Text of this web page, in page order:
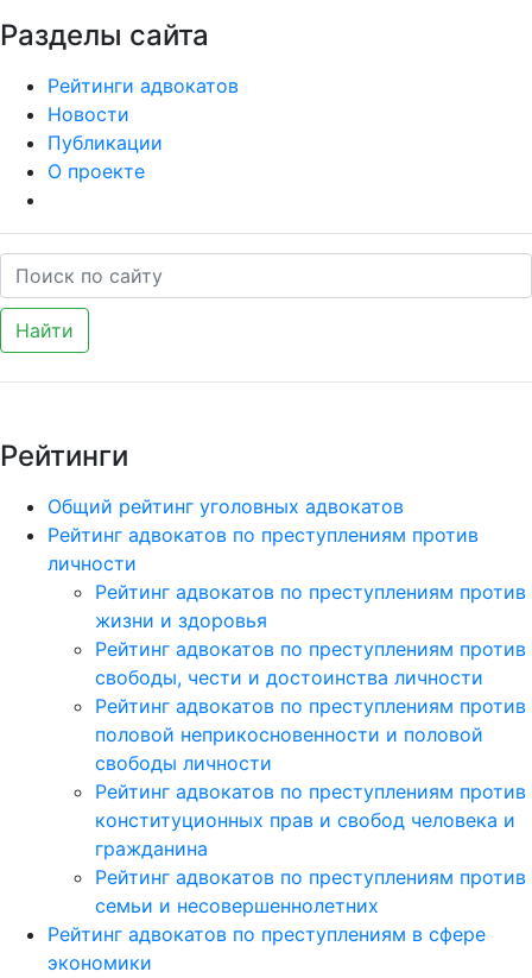
Разделы сайта
Рейтинги адвокатов
Новости
Публикации
О проекте
Найти
Рейтинги
Общий рейтинг уголовных адвокатов
Рейтинг адвокатов по преступлениям против
личности
Рейтинг адвокатов по преступлениям против
жизни и здоровья
Рейтинг адвокатов по преступлениям против
свободы, чести и достоинства личности
Рейтинг адвокатов по преступлениям против
половой неприкосновенности и половой
свободы личности
Рейтинг адвокатов по преступлениям против
конституционных прав и свобод человека и
гражданина
Рейтинг адвокатов по преступлениям против
семьи и несовершеннолетних
Рейтинг адвокатов по преступлениям в сфере
экономики